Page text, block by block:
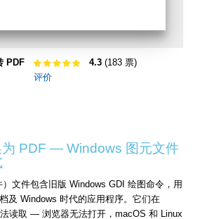
PDF 4.3 (183 票)
评价
PDF — Windows 图元文件
文件包含旧版 Windows GDI 绘图命令，用
及 Windows 时代的应用程序。它们在
读取 — 浏览器无法打开，macOS 和 Linux